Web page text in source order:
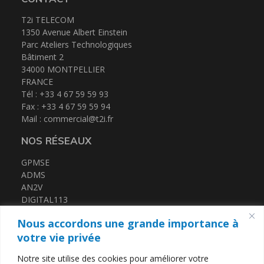
Nous accordons une grande importance à
votre vie privée
Notre site utilise des cookies pour améliorer votre
T2i TELECOM
1350 Avenue Albert Einstein
Parc Ateliers Technologiques
Bâtiment 2
34000 MONTPELLIER
FRANCE
Tél : +33 4 67 59 59 93
Fax : +33 4 67 59 59 94
Mail : commercial@t2i.fr
NOS RÉSEAUX
GPMSE
ADMS
AN2V
DIGITAL113
CERTIFICATIONS
Actualités
Espace client